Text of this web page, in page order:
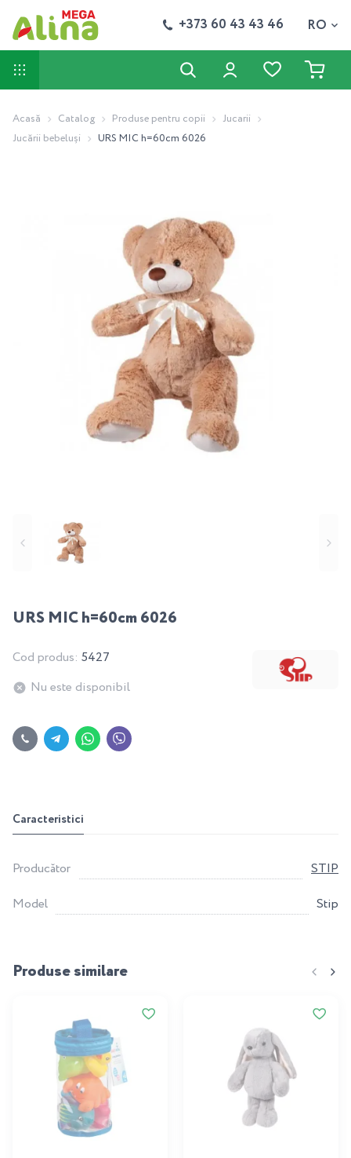
+373 60 43 43 46 RO
Acasă Catalog Produse pentru copii
Jucarii
Jucării bebeluși
URS MIC h=60cm 6026
URS MIC h=60cm 6026
Cod produs: 5427
Nu este disponibil
Caracteristici
Producător
STIP
Model
Stip
Produse similare